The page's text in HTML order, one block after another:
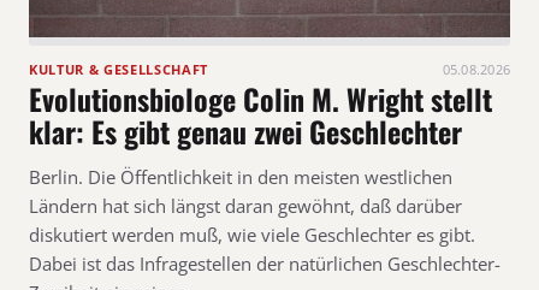
KULTUR & GESELLSCHAFT 05.08.2026
Evolutionsbiologe Colin M. Wright stellt
klar: Es gibt genau zwei Geschlechter
Berlin. Die Öffentlichkeit in den meisten westlichen
Ländern hat sich längst daran gewöhnt, daß darüber
diskutiert werden muß, wie viele Geschlechter es gibt.
Dabei ist das Infragestellen der natürlichen Geschlechter-